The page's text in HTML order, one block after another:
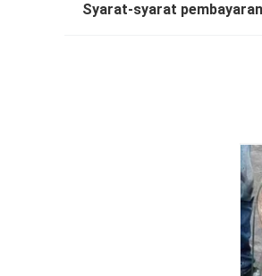
Syarat-syarat